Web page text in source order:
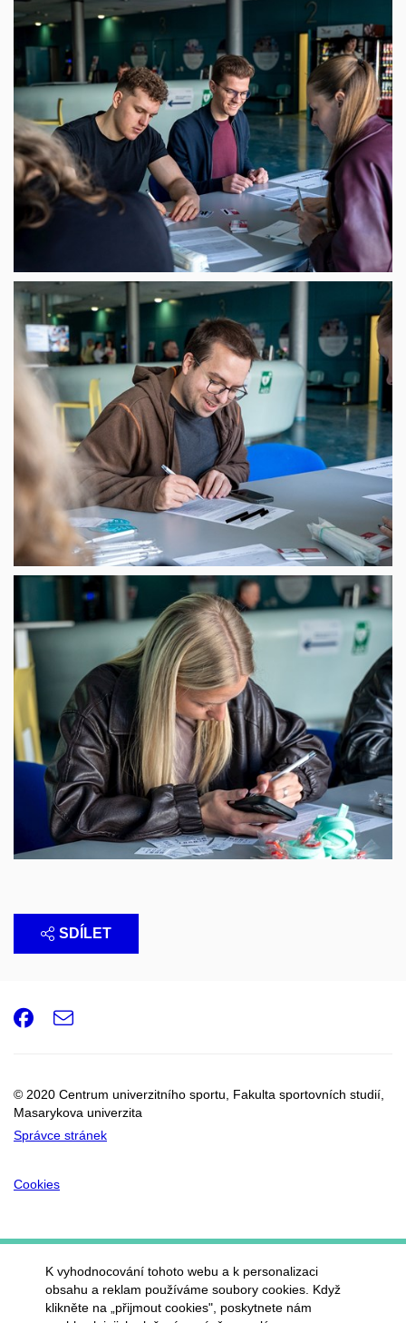
SDÍLET
© 2020 Centrum univerzitního sportu, Fakulta sportovních studií,
Masarykova univerzita
Správce stránek
Cookies
Facebook
e-
K vyhodnocování tohoto webu a k personalizaci
obsahu a reklam používáme soubory cookies. Když
klikněte na „přijmout cookies", poskytnete nám